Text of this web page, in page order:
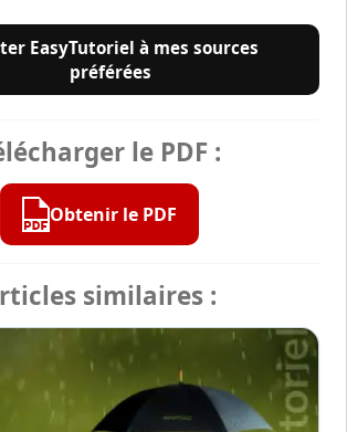
EasyTutoriel à mes sources
préférées
le PDF :
Obtenir le PDF
similaires :